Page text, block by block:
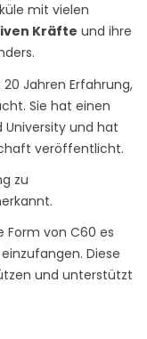
mit vielen
Kräfte und ihre
Jahren Erfahrung,
Sie hat einen
und hat
veröffentlicht.
zu
Form von C60 es
Diese
und unterstützt